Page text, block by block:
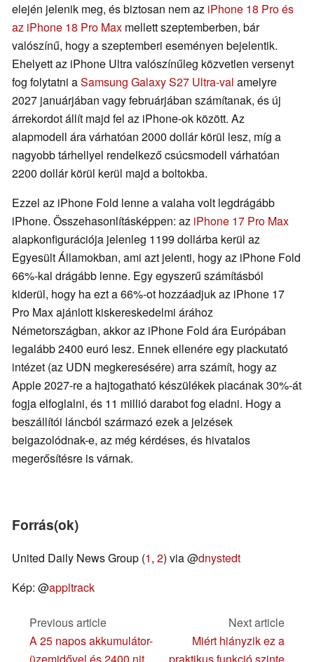
elején jelenik meg, és biztosan nem az iPhone 18 Pro és
az iPhone 18 Pro Max mellett szeptemberben, bár
valószínű, hogy a szeptemberi eseményen bejelentik.
Ehelyett az iPhone Ultra valószínűleg közvetlen versenyt
fog folytatni aSamsung Galaxy S27 Ultra-val amelyre
2027 januárjában vagy februárjában számítanak, és új
árrekordot állít majd fel az iPhone-ok között. Az
alapmodell ára várhatóan 2000 dollár körül lesz, míg a
nagyobb tárhellyel rendelkező csúcsmodell várhatóan
2200 dollár körül kerül majd a boltokba.
Ezzel az iPhone Fold lenne a valaha volt legdrágább
iPhone. Összehasonlításképpen: az iPhone 17 Pro Max
alapkonfigurációja jelenleg 1199 dollárba kerül az
Egyesült Államokban, ami azt jelenti, hogy az iPhone Fold
66%-kal drágább lenne. Egy egyszerű számításból
kiderül, hogy ha ezt a 66%-ot hozzáadjuk az iPhone 17
Pro Max ajánlott kiskereskedelmi árához
Németországban, akkor az iPhone Fold ára Európában
legalább 2400 euró lesz. Ennek ellenére egy piackutató
intézet (az UDN megkeresésére) arra számít, hogy az
Apple 2027-re a hajtogatható készülékek piacának 30%-át
fogja elfoglalni, és 11 millió darabot fog eladni. Hogy a
beszállítói láncból származó ezek a jelzések
beigazolódnak-e, az még kérdéses, és hivatalos
megerősítésre is várnak.
Forrás(ok)
United Daily News Group (1, 2) via @dnystedt
Kép: @appltrack
Previous article
A 25 napos akkumulátor-
Next article
Miért hiányzik ez a